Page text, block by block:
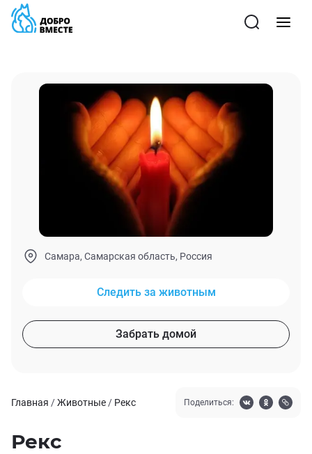
Самара, Самарская область, Россия
Следить за животным
Забрать домой
Главная /Животные / Рекс Поделиться:
Рекс